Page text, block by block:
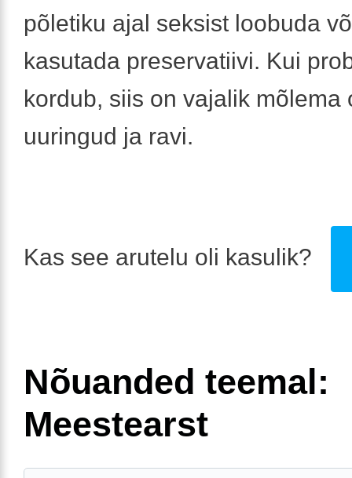
põletiku ajal seksist loobuda
kasutada preservatiivi. Kui
kordub, siis on vajalik mõlema
uuringud ja ravi.
Kas see arutelu oli kasulik?
Nõuanded teemal:
Meestearst